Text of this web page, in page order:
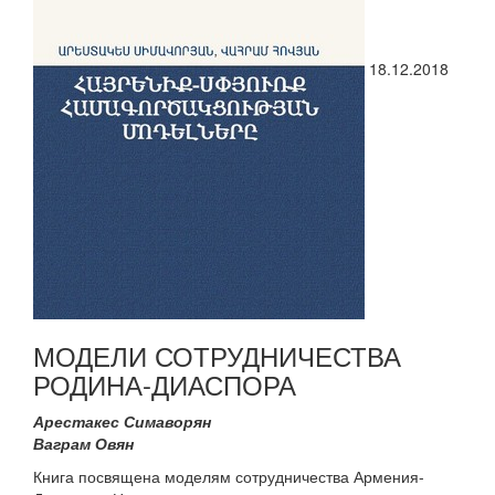
18.12.2018
МОДЕЛИ СОТРУДНИЧЕСТВА
РОДИНА-ДИАСПОРА
Арестакес Симаворян
Ваграм Овян
Книга посвящена моделям сотрудничества Армения-